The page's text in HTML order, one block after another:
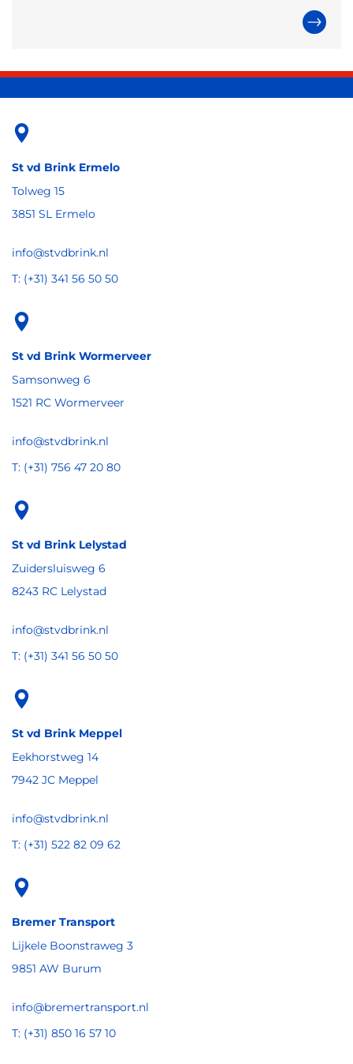
St vd Brink Ermelo
Tolweg 15
3851 SL Ermelo
info@stvdbrink.nl
T: (+31) 341 56 50 50
St vd Brink Wormerveer
Samsonweg 6
1521 RC Wormerveer
info@stvdbrink.nl
T: (+31) 756 47 20 80
St vd Brink Lelystad
Zuidersluisweg 6
8243 RC Lelystad
info@stvdbrink.nl
T: (+31) 341 56 50 50
St vd Brink Meppel
Eekhorstweg 14
7942 JC Meppel
info@stvdbrink.nl
T: (+31) 522 82 09 62
Bremer Transport
Lijkele Boonstraweg 3
9851 AW Burum
info@bremertransport.nl
T: (+31) 850 16 57 10